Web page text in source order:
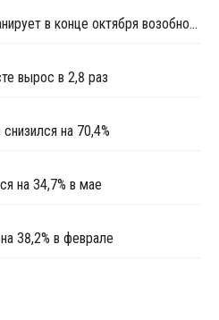
Tianjin LG Bohai Chemical планирует в конце октября возобновить производство ВХМ в Китае
вырос в 2,8 раз
на 70,4%
на 34,7% в мае
38,2% в феврале